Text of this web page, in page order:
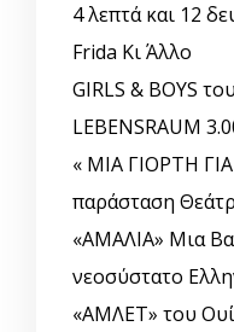
4 λεπτά και 12
Frida Κι Άλλο
GIRLS & BOYS
LEBENSRAUM
« ΜΙΑ ΓΙΟΡΤΗ ΓΙΑ
παράσταση
«ΑΜΑΛΙΑ» Μια
νεοσύστατο
«ΑΜΛΕΤ» του